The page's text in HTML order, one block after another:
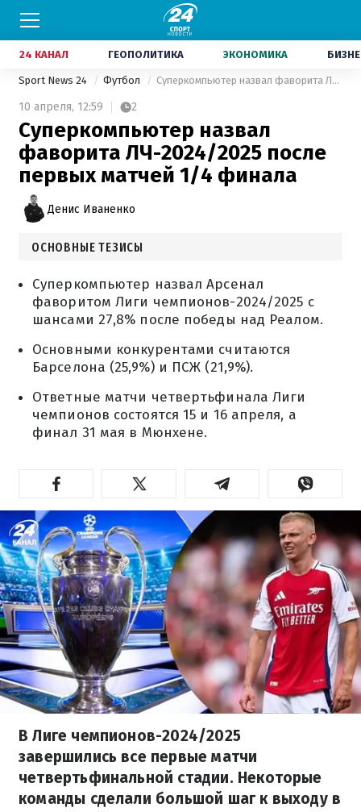
24 КАНАЛ ГЕОПОЛИТИКА ЭКОНОМИКА
Sport News 24 Футбол Суперкомпьютер назвал фаворита ЛЧ-2024/2025 после первых матчей 1/4 финала
10 апреля, 12:59 2
Суперкомпьютер назвал
фаворита ЛЧ-2024/2025 после
первых матчей 1/4 финала
Денис Иваненко
ОСНОВНЫЕ ТЕЗИСЫ
Суперкомпьютер назвал Арсенал
фаворитом Лиги чемпионов-2024/2025 с
шансами 27,8% после победы над Реалом.
Основными конкурентами считаются
Барселона (25,9%) и ПСЖ (21,9%).
Ответные матчи четвертьфинала Лиги
чемпионов состоятся 15 и 16 апреля, а
финал 31 мая в Мюнхене.
В Лиге чемпионов-2024/2025
завершились все первые матчи
четвертьфинальной стадии. Некоторые
команды сделали большой шаг к выходу в